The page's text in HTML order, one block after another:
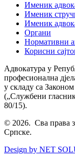
Именик
Именик
Именик
Органи
Нормативни
Корисни
Адвокатура у
професионална
у складу са
(„Службени
80/15).
© 2026. Сва права
Српске.
Design by NET